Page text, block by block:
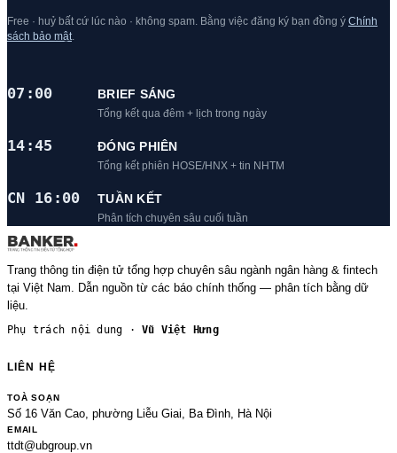
Free · huỷ bất cứ lúc nào · không spam. Bằng việc đăng ký bạn đồng ý Chính
sách bảo mật
07:00 BRIEF SÁNG
Tổng kết qua đêm + lịch trong ngày
14:45 ĐÓNG PHIÊN
Tổng kết phiên HOSE/HNX + tin NHTM
CN 16:00 TUẦN KẾT
Phân tích chuyên sâu cuối tuần
Trang thông tin điện tử tổng hợp chuyên sâu ngành ngân hàng & fintech
tại Việt Nam. Dẫn nguồn từ các báo chính thống — phân tích bằng dữ
liệu.
Phụ trách nội dung ·Vũ Việt Hưng
LIÊN HỆ
TOÀ SOẠN
Số 16 Văn Cao, phường Liễu Giai, Ba Đình, Hà Nội
EMAIL
ttdt@ubgroup.vn